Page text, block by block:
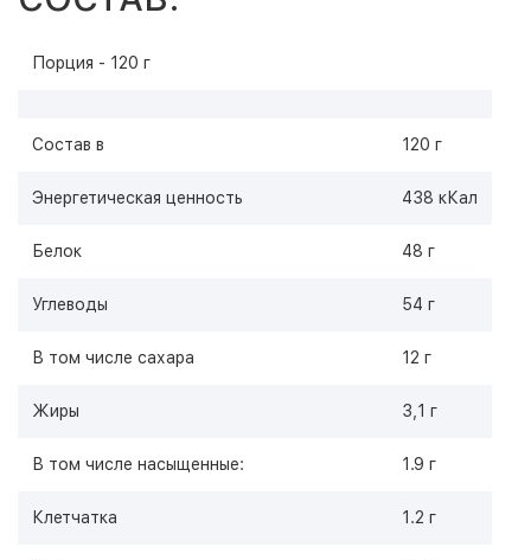
Порция - 120 г
Состав в 120 г
Энергетическая ценность 438 кКал
Белок 48 г
Углеводы 54 г
В том числе сахара 12 г
Жиры 3,1 г
В том числе насыщенные: 1.9 г
Клетчатка 1.2 г